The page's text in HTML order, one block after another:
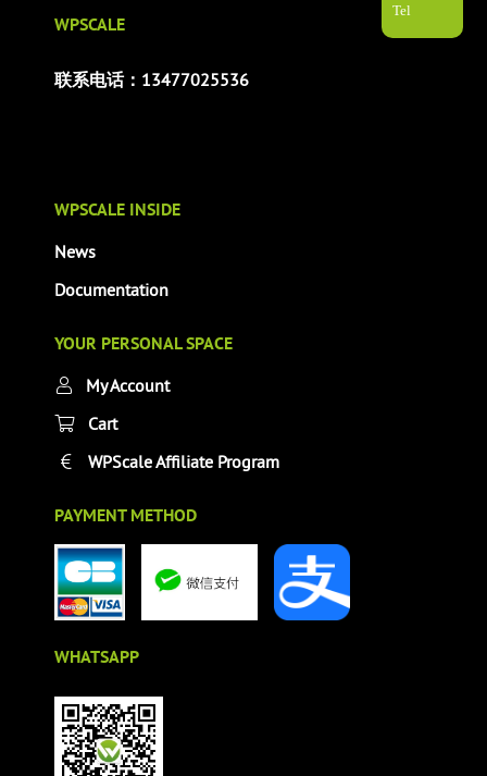
Tel
WPSCALE
联系电话：13477025536
WPSCALE INSIDE
News
Documentation
YOUR PERSONAL SPACE
My Account
Cart
WPScale Affiliate Program
PAYMENT METHOD
WHATSAPP